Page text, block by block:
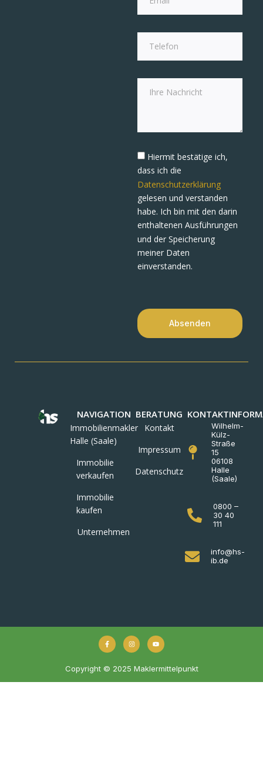
Hiermit bestätige ich,
dass ich die
Datenschutzerklärung
gelesen und verstanden
habe. Ich bin mit den darin
enthaltenen Ausführungen
und der Speicherung
meiner Daten
einverstanden.
Absenden
NAVIGATION
Immobilienmakler
Halle (Saale)
Immobilie
verkaufen
Immobilie
kaufen
Unternehmen
BERATUNG
Kontakt
Impressum
Datenschutz
Wilhelm-
Külz-
Straße
15
06108
Halle
(Saale)
0800 –
30 40
111
info@hs-
ib.de
Copyright © 2025 Maklermittelpunkt